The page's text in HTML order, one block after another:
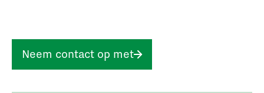
Neem contact op met